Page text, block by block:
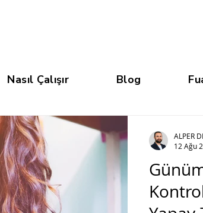
Nasıl Çalışır Blog
ALPER
12 Ağu